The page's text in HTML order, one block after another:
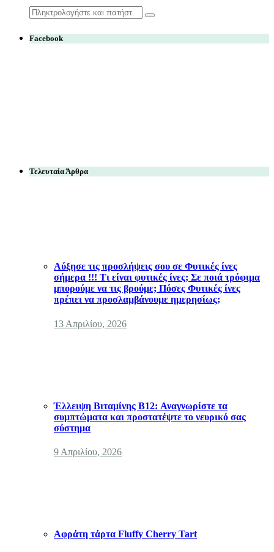
Search
for:
Facebook
Τελευταία Άρθρα
Αύξησε τις προσλήψεις σου σε Φυτικές ίνες
σήμερα !!! Τι είναι φυτικές ίνες; Σε ποιά τρόφιμα
μπορούμε να τις βρούμε; Πόσες Φυτικές ίνες
πρέπει να προσλαμβάνουμε ημερησίως;
13 Απριλίου, 2026
Έλλειψη Βιταμίνης B12: Αναγνωρίστε τα
συμπτώματα και προστατέψτε το νευρικό σας
σύστημα
9 Απριλίου, 2026
Αφράτη τάρτα Fluffy Cherry Tart